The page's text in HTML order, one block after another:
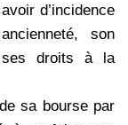
d’incidence
son
ses droits à la
sa bourse par